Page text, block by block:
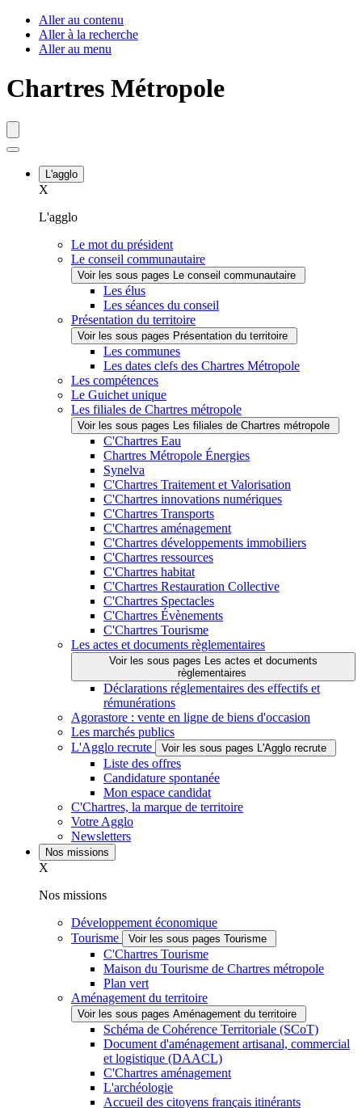
Aller au contenu
Aller à la recherche
Aller au menu
Chartres Métropole
L'agglo
X
L'agglo
Le mot du président
Le conseil communautaire
Voir les sous pages Le conseil communautaire
Les élus
Les séances du conseil
Présentation du territoire
Voir les sous pages Présentation du territoire
Les communes
Les dates clefs des Chartres Métropole
Les compétences
Le Guichet unique
Les filiales de Chartres métropole
Voir les sous pages Les filiales de Chartres métropole
C'Chartres Eau
Chartres Métropole Énergies
Synelva
C'Chartres Traitement et Valorisation
C'Chartres innovations numériques
C'Chartres Transports
C'Chartres aménagement
C'Chartres développements immobiliers
C'Chartres ressources
C'Chartres habitat
C'Chartres Restauration Collective
C'Chartres Spectacles
C'Chartres Évènements
C'Chartres Tourisme
Les actes et documents règlementaires
Voir les sous pages Les actes et documents
règlementaires
Déclarations réglementaires des effectifs et
rémunérations
Agorastore : vente en ligne de biens d'occasion
Les marchés publics
L'Agglo recrute
Voir les sous pages L'Agglo recrute
Liste des offres
Candidature spontanée
Mon espace candidat
C'Chartres, la marque de territoire
Votre Agglo
Newsletters
Nos missions
X
Nos missions
Développement économique
Tourisme
Voir les sous pages Tourisme
C'Chartres Tourisme
Maison du Tourisme de Chartres métropole
Plan vert
Aménagement du territoire
Voir les sous pages Aménagement du territoire
Schéma de Cohérence Territoriale (SCoT)
Document d'aménagement artisanal, commercial
et logistique (DAACL)
C'Chartres aménagement
L'archéologie
Accueil des citoyens français itinérants
Fenêtre
chat